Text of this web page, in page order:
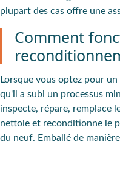
plupart des cas offre une
Comment
Lorsque vous optez pour
qu'il a subi un processus
inspecte, répare, remplace
nettoie et reconditionne le
du neuf. Emballé de